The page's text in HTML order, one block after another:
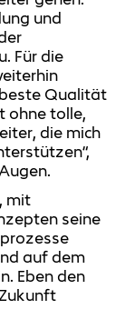
und
Für die
Qualität
ohne tolle,
die mich
mit
seine
auf dem
Eben den